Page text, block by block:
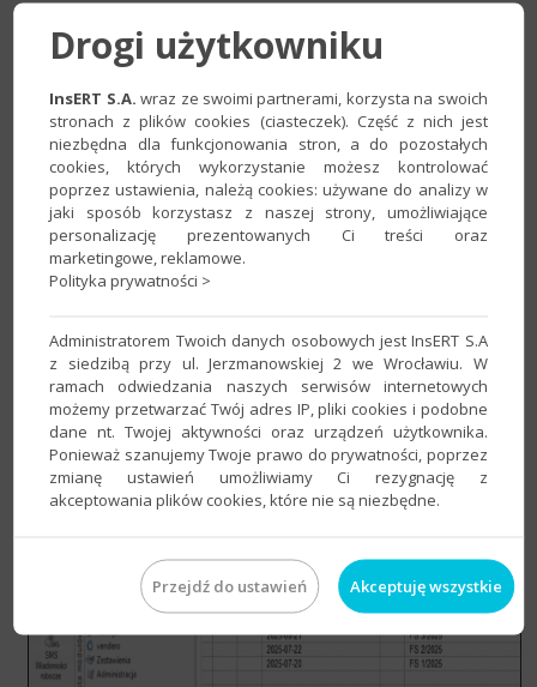
1. Przejść do modułuSprzedaż– Faktury sprzedaży
(operacja dostępna również dla
Korekt sprzedaży
zaznaczyć dokumenty, których forma ma być zmieniona i z
górnego menu wybraće-Faktury–Zmień formę
dokumentu
Drogi użytkowniku
InsERT S.A. wraz ze swoimi partnerami, korzysta na swoich
stronach z plików cookies (ciasteczek). Część z nich jest
niezbędna dla funkcjonowania stron, a do pozostałych
cookies, których wykorzystanie możesz kontrolować
poprzez ustawienia, należą cookies: używane do analizy w
jaki sposób korzystasz z naszej strony, umożliwiające
personalizację prezentowanych Ci treści oraz
marketingowe, reklamowe.
Polityka prywatności >
Administratorem Twoich danych osobowych jest InsERT S.A
z siedzibą przy ul. Jerzmanowskiej 2 we Wrocławiu. W
ramach odwiedzania naszych serwisów internetowych
możemy przetwarzać Twój adres IP, pliki cookies i podobne
dane nt. Twojej aktywności oraz urządzeń użytkownika.
Ponieważ szanujemy Twoje prawo do prywatności, poprzez
zmianę ustawień umożliwiamy Ci rezygnację z
akceptowania plików cookies, które nie są niezbędne.
Przejdź do ustawień Akceptuję wszystkie